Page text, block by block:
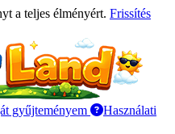
a teljes élményért. Frissítés
gyűjteményem
Használati